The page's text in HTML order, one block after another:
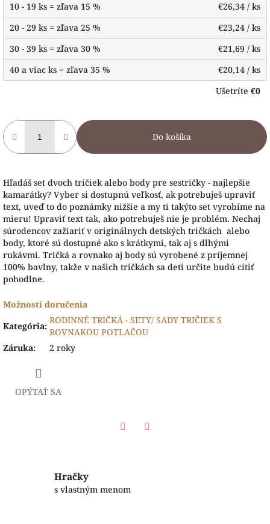
10 - 19 ks = zľava 15 %
€26,34 / ks
20 - 29 ks = zľava 25 %
€23,24 / ks
30 - 39 ks = zľava 30 %
€21,69 / ks
40 a viac ks = zľava 35 %
€20,14 / ks
Ušetríte €0
Do košíka
Hľadáš set dvoch tričiek alebo body pre sestričky - najlepšie
kamarátky? Vyber si dostupnú veľkosť, ak potrebuješ upraviť
text, uveď to do poznámky nižšie a my ti takýto set vyrobíme na
mieru! Upraviť text tak, ako potrebuješ nie je problém. Nechaj
súrodencov zažiariť v originálnych detských tričkách alebo
body, ktoré sú dostupné ako s krátkymi, tak aj s dlhými
rukávmi. Tričká a rovnako aj body sú vyrobené z príjemnej
100% bavlny, takže v našich tričkách sa deti určite budú cítiť
pohodlne.
Možnosti doručenia
Kategória:
RODINNÉ TRIČKÁ - SETY/ SADY TRIČIEK S
ROVNAKOU POTLAČOU
Záruka: 2 roky
OPÝTAŤ SA
Hračky
s vlastným menom